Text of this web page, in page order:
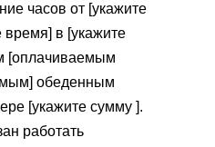
часов от [укажите
время] в [укажите
[оплачиваемым
обеденным
[укажите сумму ].
работать